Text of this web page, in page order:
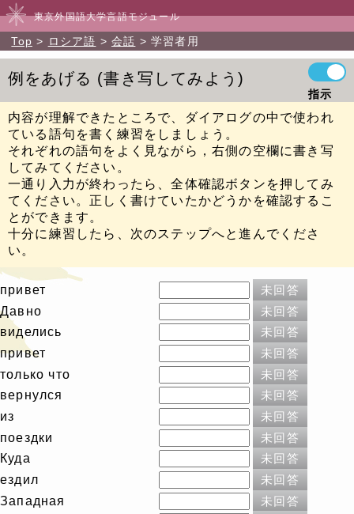
東京外国語大学言語モジュール
Top ロシア語 会話 学習者用
例をあげる 書き写してみよう
指示
内容が理解できたところで、ダイアログの中で使われ
ている語句を書く練習をしましょう。
それぞれの語句をよく見ながら，右側の空欄に書き写
してみてください。
一通り入力が終わったら、全体確認ボタンを押してみ
てください。正しく書けていたかどうかを確認するこ
とができます。
十分に練習したら、次のステップへと進んでくださ
い。
привет
未回答
Давно
未回答
виделись
未回答
привет
未回答
только что
未回答
вернулся
未回答
из
未回答
поездки
未回答
Куда
未回答
ездил
未回答
Западная
未回答